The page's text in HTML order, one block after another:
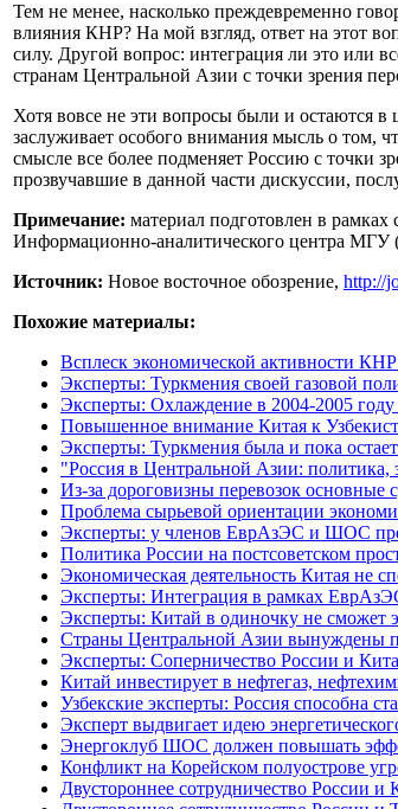
Тем не менее, насколько преждевременно
влияния КНР? На мой взгляд, ответ на этот
силу. Другой вопрос: интеграция ли это или
странам Центральной Азии с точки зрения
Хотя вовсе не эти вопросы были и остаются в
заслуживает особого внимания мысль о том,
смысле все более подменяет Россию с точки
прозвучавшие в данной части дискуссии,
Примечание: материал подготовлен в
Информационно-аналитического центра МГУ
Источник: Новое восточное обозрение, http://
Похожие материалы:
Всплеск экономической активности
Эксперты: Туркмения своей газовой
Эксперты: Охлаждение в 2004-2005
Повышенное внимание Китая к
Эксперты: Туркмения была и пока
"Россия в Центральной Азии: политика,
Из-за дороговизны перевозок
Проблема сырьевой ориентации
Эксперты: у членов ЕврАзЭС и ШОС
Политика России на постсоветском
Экономическая деятельность Китая не
Эксперты: Интеграция в рамках
Эксперты: Китай в одиночку не сможет
Страны Центральной Азии вынуждены
Эксперты: Соперничество России и
Китай инвестирует в нефтегаз,
Узбекские эксперты: Россия способна
Эксперт выдвигает идею
Энергоклуб ШОС должен повышать
Конфликт на Корейском полуострове
Двустороннее сотрудничество России